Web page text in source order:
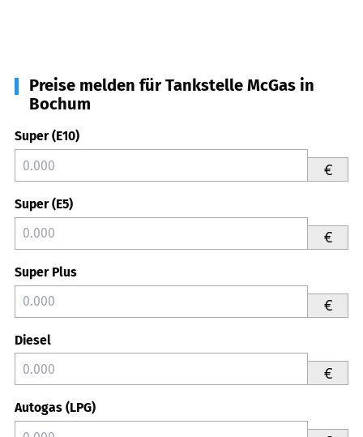
Preise melden für Tankstelle McGas in
Bochum
Super (E10)
€
Super (E5)
€
Super Plus
€
Diesel
€
Autogas (LPG)